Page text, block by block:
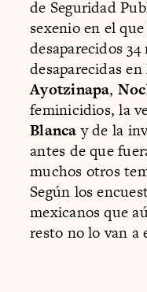
de Seguridad
sexenio en el
desaparecidos
desaparecidas
Ayotzinapa,
feminicidios, la
Blancay de la
antes de que
muchos otros
Según los
mexicanos que
resto no lo van a